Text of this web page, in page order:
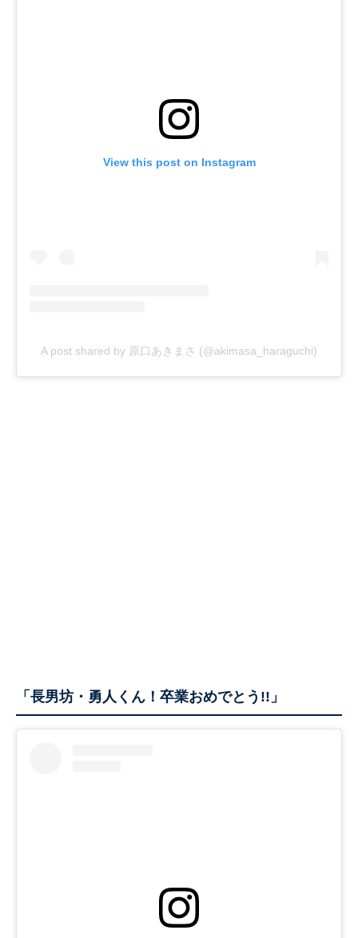
View this post on Instagram
A post shared by 原口あきまさ (@akimasa_haraguchi)
「長男坊・勇人くん！卒業おめでとう!!」